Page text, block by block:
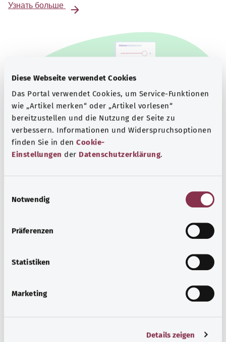
Diese Webseite verwendet Cookies
Das Portal verwendet Cookies, um Service-Funktionen
wie „Artikel merken“ oder „Artikel vorlesen“
bereitzustellen und die Nutzung der Seite zu
verbessern. Informationen und Widerspruchsoptionen
finden Sie in den Cookie-
Einstellungen der Datenschutzerklärung.
Notwendig
Präferenzen
Statistiken
Marketing
Details zeigen
Узнать больше
Informationsangebote zu bestimmten
Узнать больше